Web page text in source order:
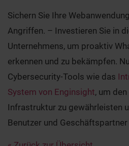
Sichern Sie Ihre
Angriffen. – Investieren Sie in
Unternehmens, um proaktiv
erkennen und zu bekämpfen.
Cybersecurity-Tools wie das
System von Enginsight, um
Infrastruktur zu gewährleisten
Benutzer und